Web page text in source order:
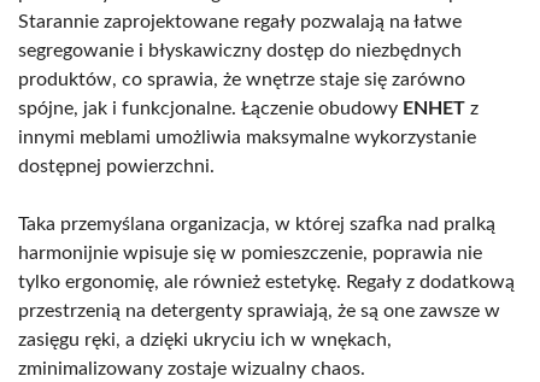
Starannie zaprojektowane regały pozwalają na łatwe
segregowanie i błyskawiczny dostęp do niezbędnych
produktów, co sprawia, że wnętrze staje się zarówno
spójne, jak i funkcjonalne. Łączenie obudowy ENHET z
innymi meblami umożliwia maksymalne wykorzystanie
dostępnej powierzchni.
Taka przemyślana organizacja, w której szafka nad pralką
harmonijnie wpisuje się w pomieszczenie, poprawia nie
tylko ergonomię, ale również estetykę. Regały z dodatkową
przestrzenią na detergenty sprawiają, że są one zawsze w
zasięgu ręki, a dzięki ukryciu ich w wnękach,
zminimalizowany zostaje wizualny chaos.